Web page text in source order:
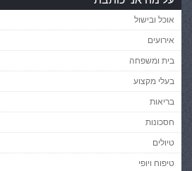
אוכל ובישול
אירועים
בית ומשפחה
בעלי מקצוע
בריאות
חסכונות
טיולים
טיפוח ויופי